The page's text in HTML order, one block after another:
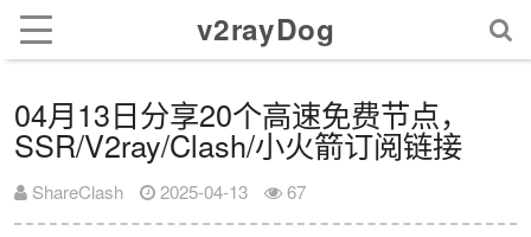
v2rayDog
04月13日分享20个高速免费节点，
SSR/V2ray/Clash/小火箭订阅链接
ShareClash 2025-04-13 67